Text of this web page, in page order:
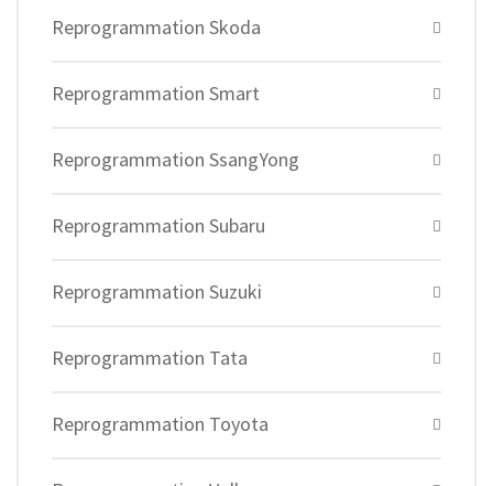
Reprogrammation Skoda
Reprogrammation Smart
Reprogrammation SsangYong
Reprogrammation Subaru
Reprogrammation Suzuki
Reprogrammation Tata
Reprogrammation Toyota